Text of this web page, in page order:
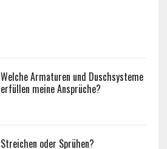
Welche Armaturen und Duschsysteme
erfüllen meine Ansprüche?
Streichen oder Sprühen?